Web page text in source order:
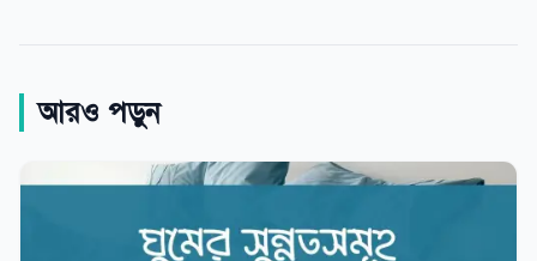
আরও পড়ুন